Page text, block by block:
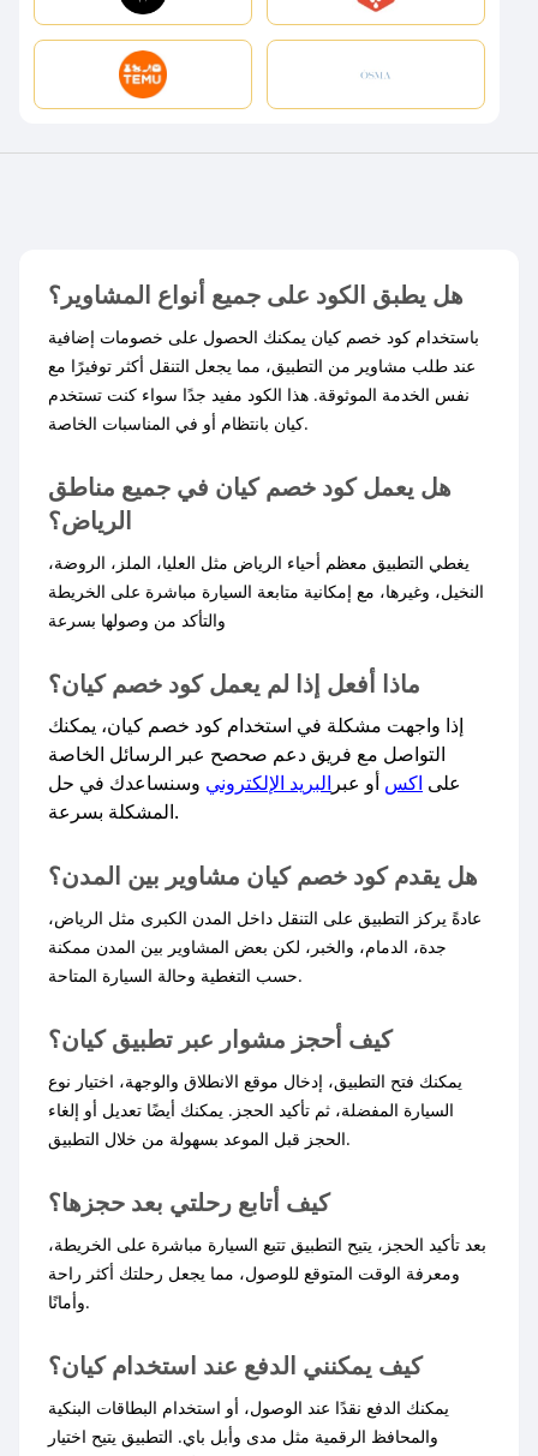
هل يطبق الكود على جميع أنواع المشاوير؟
باستخدام كود خصم كيان يمكنك الحصول على خصومات إضافية
عند طلب مشاوير من التطبيق، مما يجعل التنقل أكثر توفيرًا مع
نفس الخدمة الموثوقة. هذا الكود مفيد جدًا سواء كنت تستخدم
كيان بانتظام أو في المناسبات الخاصة.
هل يعمل كود خصم كيان في جميع مناطق
الرياض؟
يغطي التطبيق معظم أحياء الرياض مثل العليا، الملز، الروضة،
النخيل، وغيرها، مع إمكانية متابعة السيارة مباشرة على الخريطة
والتأكد من وصولها بسرعة
ماذا أفعل إذا لم يعمل كود خصم كيان؟
إذا واجهت مشكلة في استخدام كود خصم كيان، يمكنك
التواصل مع فريق دعم صحصح عبر الرسائل الخاصة
على اكس أو عبر البريد الإلكتروني وسنساعدك في حل
المشكلة بسرعة.​
هل يقدم كود خصم كيان مشاوير بين المدن؟
عادةً يركز التطبيق على التنقل داخل المدن الكبرى مثل الرياض،
جدة، الدمام، والخبر، لكن بعض المشاوير بين المدن ممكنة
حسب التغطية وحالة السيارة المتاحة.
كيف أحجز مشوار عبر تطبيق كيان؟
يمكنك فتح التطبيق، إدخال موقع الانطلاق والوجهة، اختيار نوع
السيارة المفضلة، ثم تأكيد الحجز. يمكنك أيضًا تعديل أو إلغاء
الحجز قبل الموعد بسهولة من خلال التطبيق.
كيف أتابع رحلتي بعد حجزها؟
بعد تأكيد الحجز، يتيح التطبيق تتبع السيارة مباشرة على الخريطة،
ومعرفة الوقت المتوقع للوصول، مما يجعل رحلتك أكثر راحة
وأمانًا.
كيف يمكنني الدفع عند استخدام كيان؟
يمكنك الدفع نقدًا عند الوصول، أو استخدام البطاقات البنكية
والمحافظ الرقمية مثل مدى وأبل باي. التطبيق يتيح اختيار